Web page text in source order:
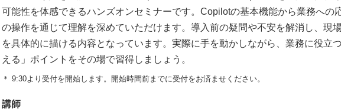
可能性を体感できるハンズオンセミナーです。Copilotの基本機能から業務への
の操作を通じて理解を深めていただけます。導入前の疑問や不安を解消し、現
を具体的に描ける内容となっています。実際に手を動かしながら、業務に役立
える」ポイントをその場で習得しましょう。
＊ 9:30より受付を開始します。開始時間前までに受付をお済ませください。
講師